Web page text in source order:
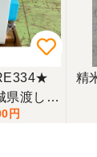
一発でかかり嬉
県渡し
米機 RE
精